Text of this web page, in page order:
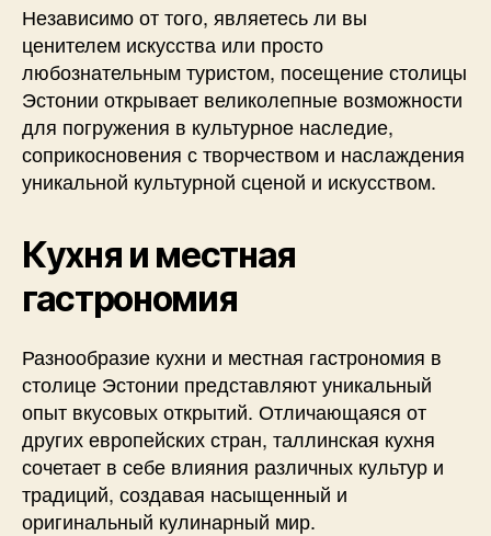
Независимо от того, являетесь ли вы
ценителем искусства или просто
любознательным туристом, посещение столицы
Эстонии открывает великолепные возможности
для погружения в культурное наследие,
соприкосновения с творчеством и наслаждения
уникальной культурной сценой и искусством.
Кухня и местная
гастрономия
Разнообразие кухни и местная гастрономия в
столице Эстонии представляют уникальный
опыт вкусовых открытий. Отличающаяся от
других европейских стран, таллинская кухня
сочетает в себе влияния различных культур и
традиций, создавая насыщенный и
оригинальный кулинарный мир.